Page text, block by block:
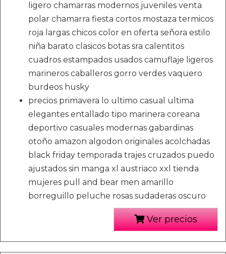
ligero chamarras modernos juveniles venta
polar chamarra fiesta cortos mostaza termicos
roja largas chicos color en oferta señora estilo
niña barato clasicos botas sra calentitos
cuadros estampados usados camuflaje ligeros
marineros caballeros gorro verdes vaquero
burdeos husky
precios primavera lo ultimo casual ultima
elegantes entallado tipo marinera coreana
deportivo casuales modernas gabardinas
otoño amazon algodon originales acolchadas
black friday temporada trajes cruzados puedo
ajustados sin manga xl austriaco xxl tienda
mujeres pull and bear men amarillo
borreguillo peluche rosas sudaderas oscuro
Ver precios